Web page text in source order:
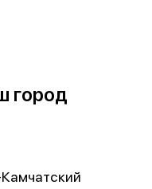
город